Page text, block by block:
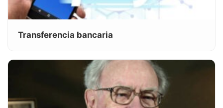
Transferencia bancaria